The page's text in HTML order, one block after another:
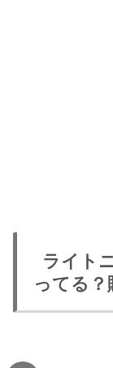
ライト
ってる？